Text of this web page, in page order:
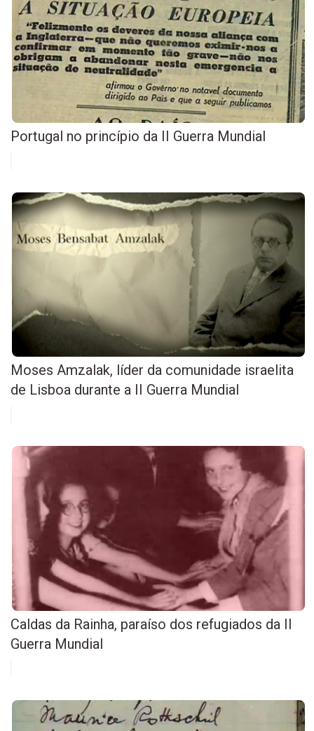
Portugal no princípio da II Guerra Mundial
Moses Amzalak, líder da comunidade israelita
de Lisboa durante a II Guerra Mundial
Caldas da Rainha, paraíso dos refugiados da II
Guerra Mundial